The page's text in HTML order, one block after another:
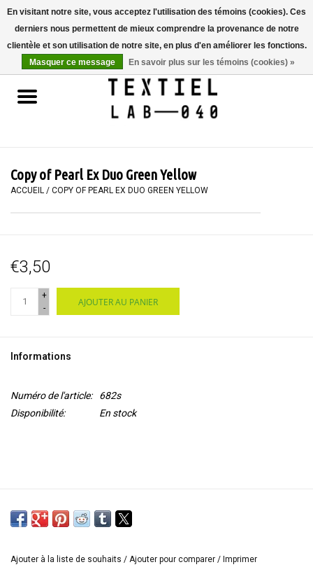
Accueil
LIVRES
PEINTURE
WORKSHOPS
SPECIALS
Copy of Pearl Ex Duo Green Yellow
ACCUEIL / COPY OF PEARL EX DUO GREEN YELLOW
€3,50
+
-
AJOUTER AU PANIER
Informations
Numéro de l'article:
682s
Disponibilité:
En stock
Ajouter à la liste de souhaits / Ajouter pour comparer / Imprimer
En visitant notre site, vous acceptez l'utilisation des témoins (cookies). Ces
derniers nous permettent de mieux comprendre la provenance de notre
clientèle et son utilisation de notre site, en plus d'en améliorer les fonctions.
Masquer ce message
En savoir plus sur les témoins (cookies) »